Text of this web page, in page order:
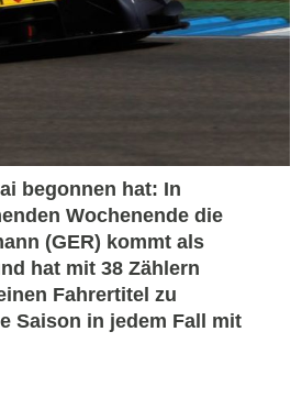
begonnen hat: In
Wochenende die
(GER) kommt als
hat mit 38 Zählern
Fahrertitel zu
Saison in jedem Fall mit